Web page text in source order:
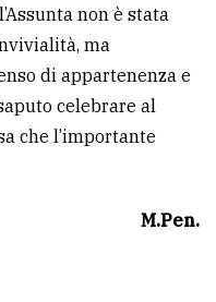
non è stata
ma
di appartenenza e
celebrare al
che l’importante
M.Pen.